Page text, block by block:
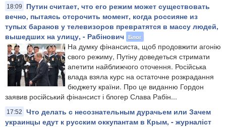
18:09
Путин считает, что его режим может существовать
вечно, пытаясь отсрочить момент, когда россияне из
тупых баранов у телевизоров превратятся в массу людей,
вышедших на улицу, - Рабінович Блог
На думку фінансиста, щоб продовжити агонію
свого режиму, Путіну доведеться стримати
апетити найближчого оточення. Російська
влада взяла курс на остаточне розкрадання
бюджету країни. Про це виданню Гордон
заявив російський фінансист і блогер Слава Рабін...
17:52
Что делать с несознательным дурачьем или Зачем
украинцы едут к русским оккупантам в Крым, - журналіст